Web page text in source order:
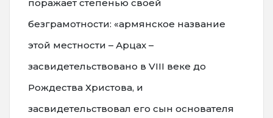
поражает степенью своей
безграмотности: «армянское название
этой местности – Арцах –
засвидетельствовано в VIII веке до
Рождества Христова, и
засвидетельствовал его сын основателя